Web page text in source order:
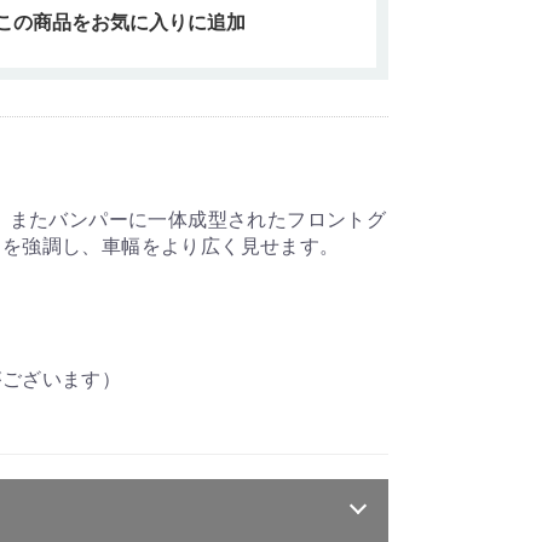
の商品をお気に入りに追加
たバンパーに一体成型されたフロントグ
強調し、車幅をより広く見せます。
ざいます）